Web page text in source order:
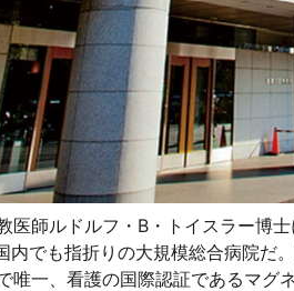
医師ルドルフ・B・トイスラー博
内でも指折りの大規模総合病院
唯一、看護の国際認証であるマグ